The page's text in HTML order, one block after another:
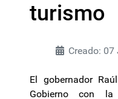
turismo
Creado:
El gobernador
Gobierno con